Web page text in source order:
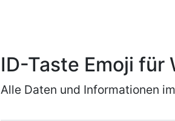
ID-Taste Emoji für
Alle Daten und Informationen